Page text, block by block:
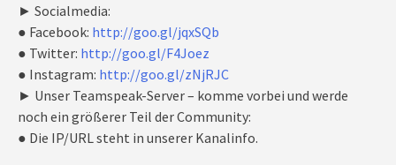
► Socialmedia:
● Facebook: http://goo.gl/jqxSQb
● Twitter: http://goo.gl/F4Joez
● Instagram: http://goo.gl/zNjRJC
► Unser Teamspeak-Server – komme vorbei und werde
noch ein größerer Teil der Community:
● Die IP/URL steht in unserer Kanalinfo.